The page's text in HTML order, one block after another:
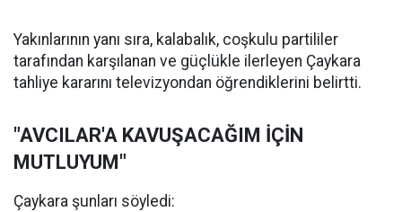
Yakınlarının yanı sıra, kalabalık, coşkulu partililer
tarafından karşılanan ve güçlükle ilerleyen Çaykara
tahliye kararını televizyondan öğrendiklerini belirtti.
"AVCILAR'A KAVUŞACAĞIM İÇİN
MUTLUYUM"
Çaykara şunları söyledi: